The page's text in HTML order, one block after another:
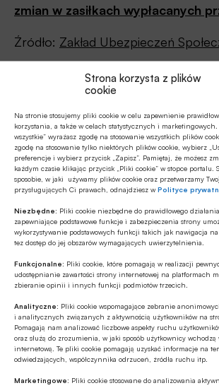
Strona korzysta z plików
cookie
Na stronie stosujemy pliki cookie w celu zapewnienie
korzystania, a także w celach statystycznych i
wszystkie” wyrażasz zgodę na stosowanie wszystkich plików
zgodę na stosowanie tylko niektórych plików cookie, wybierz
preferencje i wybierz przycisk „Zapisz”. Pamiętaj, że możesz
każdym czasie klikając przycisk „Pliki cookie” w stopce portalu.
sposobie, w jaki używamy plików cookie oraz przetwarzamy
przysługujących Ci prawach, odnajdziesz wPolityce
Niezbędne: Pliki cookie niezbędne do prawidłowego
zapewniające podstawowe funkcje i zabezpieczenia strony
wykorzystywanie podstawowych funkcji takich jak nawigacja
tez dostęp do jej obszarów wymagających uwierzytelnienia.
Funkcjonalne: Pliki cookie, które pomagają w realizacji
udostępnianie zawartości strony internetowej na platformach
zbieranie opinii i innych funkcji podmiotów trzecich.
Analityczne: Pliki cookie wspomagające zebranie
i analitycznych związanych z aktywnością użytkowników na
Pomagają nam analizować liczbowe aspekty ruchu
oraz służą do zrozumienia, w jaki sposób użytkownicy
internetową. Te pliki cookie pomagają uzyskać informacje na
odwiedzających, współczynnika odrzuceń, źródła ruchu itp.
Marketingowe: Pliki cookie stosowane do analizowania
zmian w zasiłkach wypłacanych
Źródło: Zakład Ubezpieczeń
Tagi
Emerytury
Fundusz Ubezpieczeń Społecznych / FUS
Gertruda Uścińska Składki do ZUS
Zakład Ubezpieczeń Społecznych / ZUS
Autor